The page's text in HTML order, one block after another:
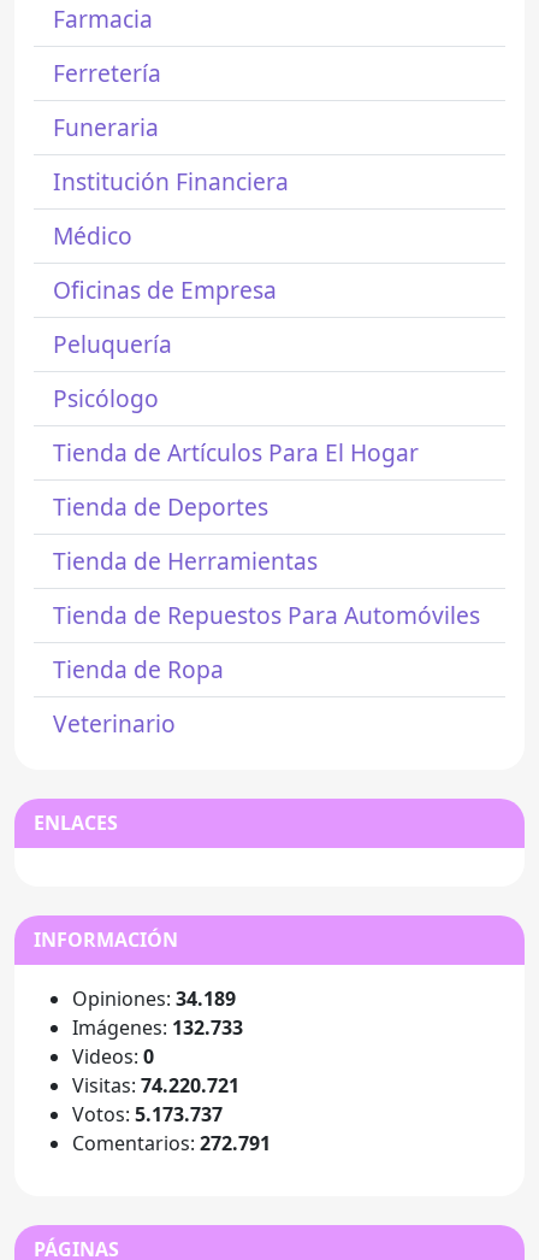
Farmacia
Ferretería
Funeraria
Institución Financiera
Médico
Oficinas de Empresa
Peluquería
Psicólogo
Tienda de Artículos Para El Hogar
Tienda de Deportes
Tienda de Herramientas
Tienda de Repuestos Para Automóviles
Tienda de Ropa
Veterinario
ENLACES
INFORMACIÓN
Opiniones: 34.189
Imágenes: 132.733
Videos: 0
Visitas: 74.220.721
Votos: 5.173.737
Comentarios: 272.791
PÁGINAS